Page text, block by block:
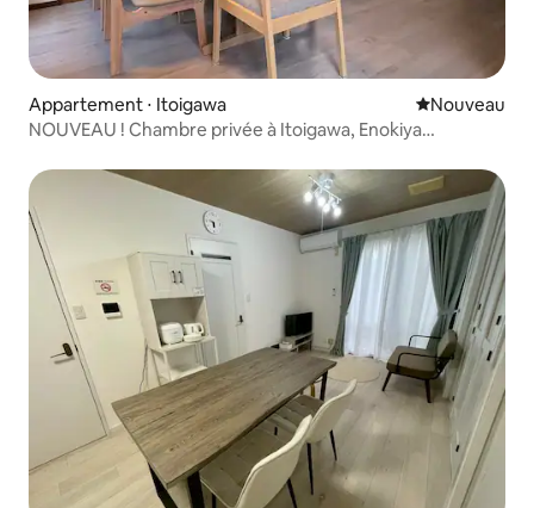
Appartement ⋅ Itoigawa Nouvel
Nouveau
NOUVEAU ! Chambre privée à Itoigawa, Enokiya